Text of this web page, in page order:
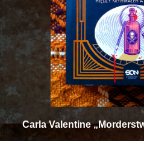
Carla Valentine